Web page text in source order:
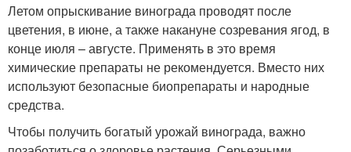
Летом опрыскивание винограда проводят после
цветения, в июне, а также накануне созревания ягод, в
конце июля – августе. Применять в это время
химические препараты не рекомендуется. Вместо них
используют безопасные биопрепараты и народные
средства.
Чтобы получить богатый урожай винограда, важно